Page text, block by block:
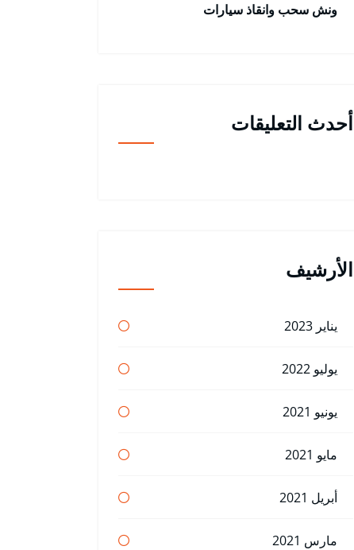
ونش سحب وانقاذ سيارات
أحدث التعليقات
الأرشيف
يناير 2023
يوليو 2022
يونيو 2021
مايو 2021
أبريل 2021
مارس 2021